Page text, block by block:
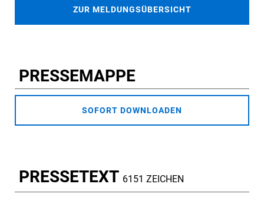
ZUR MELDUNGSÜBERSICHT
PRESSEMAPPE
SOFORT DOWNLOADEN
PRESSETEXT 6151 ZEICHEN